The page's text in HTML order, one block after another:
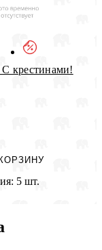
крестинами!
5 шт.